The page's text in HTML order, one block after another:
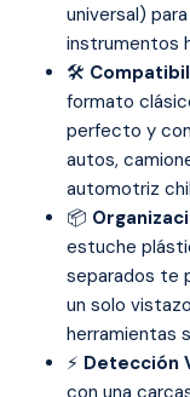
universal)
instrumentos
🛠️
formato
perfecto y
autos,
automotriz
📦
estuche
separados te
un solo
herramientas
⚡ Detección
con una